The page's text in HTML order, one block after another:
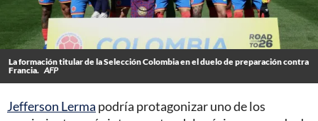
La formación titular de la Selección Colombia en el duelo de preparación contra
Francia. AFP
Jefferson Lerma podría protagonizar uno de los